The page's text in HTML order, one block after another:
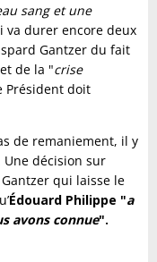
sang et une
durer encore deux
Gantzer du fait
de la "crise
Président doit
de remaniement, il y
décision sur
qui laisse le
Édouard Philippe "a
avons connue".